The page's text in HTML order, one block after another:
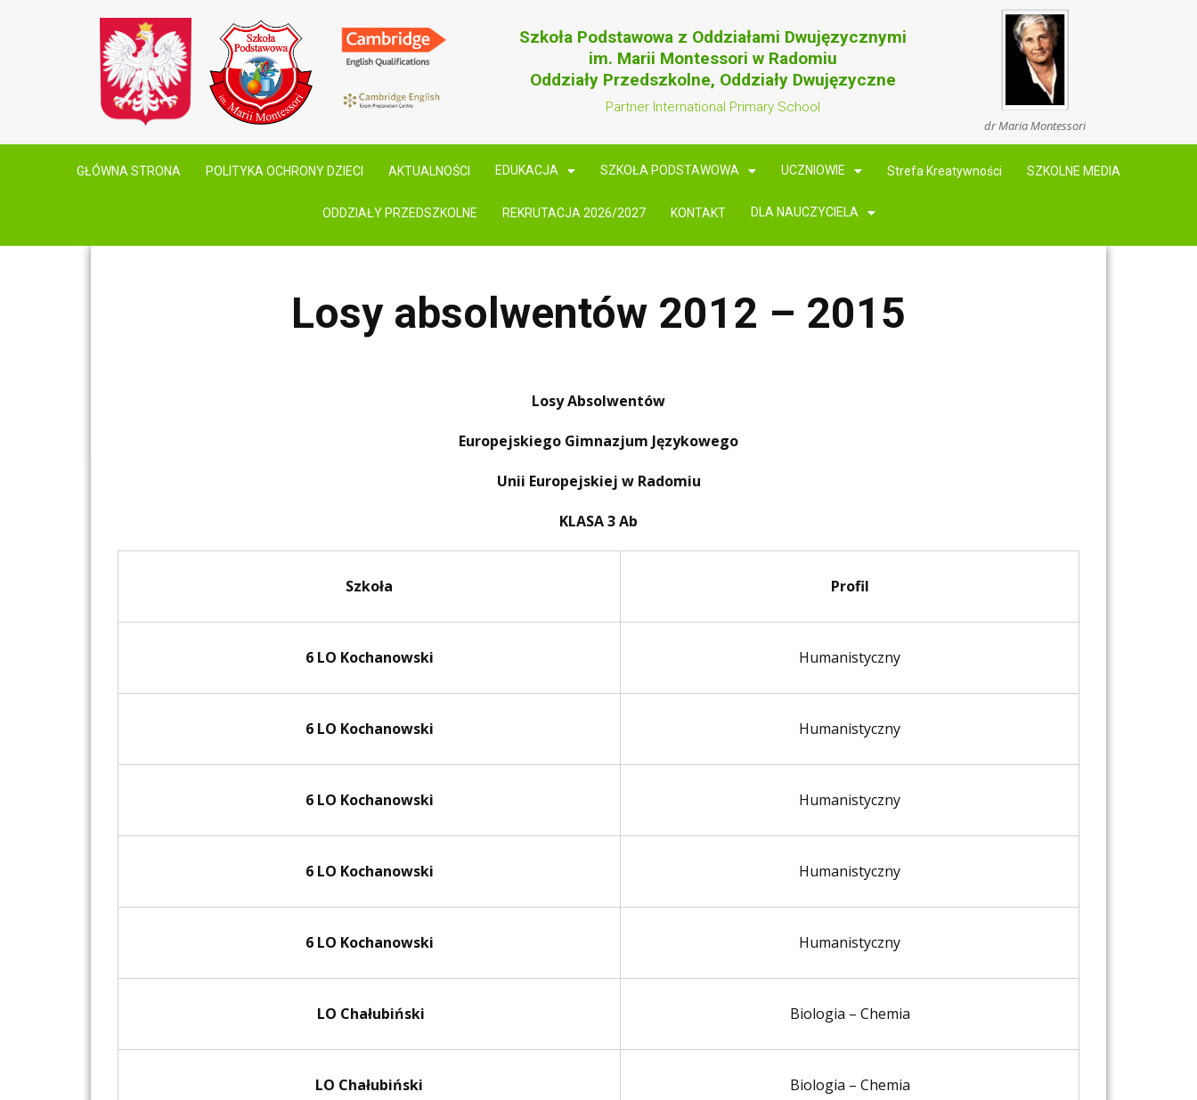
Szkoła Podstawowa z Oddziałami Dwujęzycznymi
im. Marii Montessori w Radomiu
Oddziały Przedszkolne, Oddziały Dwujęzyczne
Partner International Primary School
dr Maria Montessori
GŁÓWNA STRONA POLITYKA OCHRONY DZIECI AKTUALNOŚCI EDUKACJA SZKOŁA PODSTAWOWA UCZNIOWIE Strefa Kreatywności SZKOLNE MEDIA
ODDZIAŁY PRZEDSZKOLNE REKRUTACJA 2026/2027 KONTAKT DLA NAUCZYCIELA
Losy absolwentów 2012 – 2015
Losy Absolwentów
Europejskiego Gimnazjum Językowego
Unii Europejskiej w Radomiu
KLASA 3 Ab
Szkoła Profil
6 LO Kochanowski Humanistyczny
6 LO Kochanowski Humanistyczny
6 LO Kochanowski Humanistyczny
6 LO Kochanowski Humanistyczny
6 LO Kochanowski Humanistyczny
LO Chałubiński Biologia – Chemia
LO Chałubiński Biologia – Chemia